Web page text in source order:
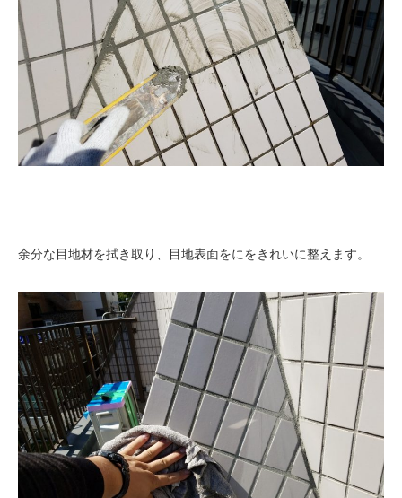
余分な目地材を拭き取り、目地表面をにをきれいに整えます。